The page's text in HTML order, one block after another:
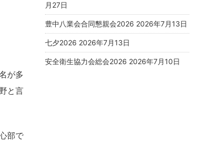
が多
と言
部で
月27日
豊中八業会合同懇親会2026 2026年7月13日
七夕2026 2026年7月13日
安全衛生協力会総会2026 2026年7月10日